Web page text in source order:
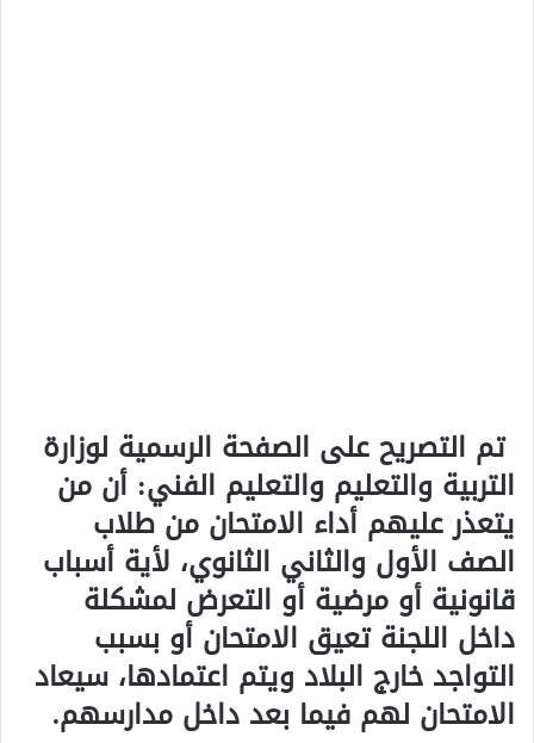
تم التصريح على الصفحة الرسمية لوزارة
التربية والتعليم والتعليم الفني: أن من
يتعذر عليهم أداء الامتحان من طلاب
الصف الأول والثاني الثانوي، لأية أسباب
قانونية أو مرضية أو التعرض لمشكلة
داخل اللجنة تعيق الامتحان أو بسبب
التواجد خارج البلاد ويتم اعتمادها، سيعاد
الامتحان لهم فيما بعد داخل مدارسهم.